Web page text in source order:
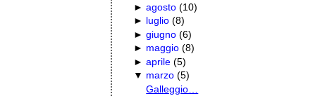
►agosto (10)
► luglio (8)
►giugno (6)
► maggio (8)
►aprile (5)
▼ marzo (5)
Galleggio…